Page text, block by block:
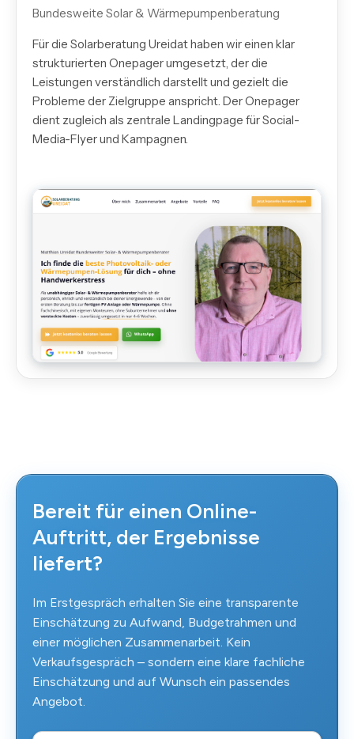
Bundesweite Solar & Wärmepumpenberatung
Für die Solarberatung Ureidat haben wir einen klar
strukturierten Onepager umgesetzt, der die
Leistungen verständlich darstellt und gezielt die
Probleme der Zielgruppe anspricht. Der Onepager
dient zugleich als zentrale Landingpage für Social-
Media-Flyer und Kampagnen.
Bereit für einen Online-
Auftritt, der Ergebnisse
liefert?
Im Erstgespräch erhalten Sie eine transparente
Einschätzung zu Aufwand, Budgetrahmen und
einer möglichen Zusammenarbeit. Kein
Verkaufsgespräch – sondern eine klare fachliche
Einschätzung und auf Wunsch ein passendes
Angebot.